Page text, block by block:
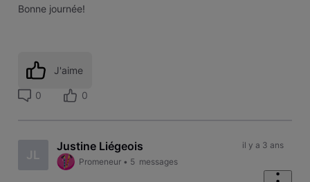
Bonne journée!
J'aime
0 0
JL
Justine Liégeois
Promeneur • 5 messages
il y a 3 ans